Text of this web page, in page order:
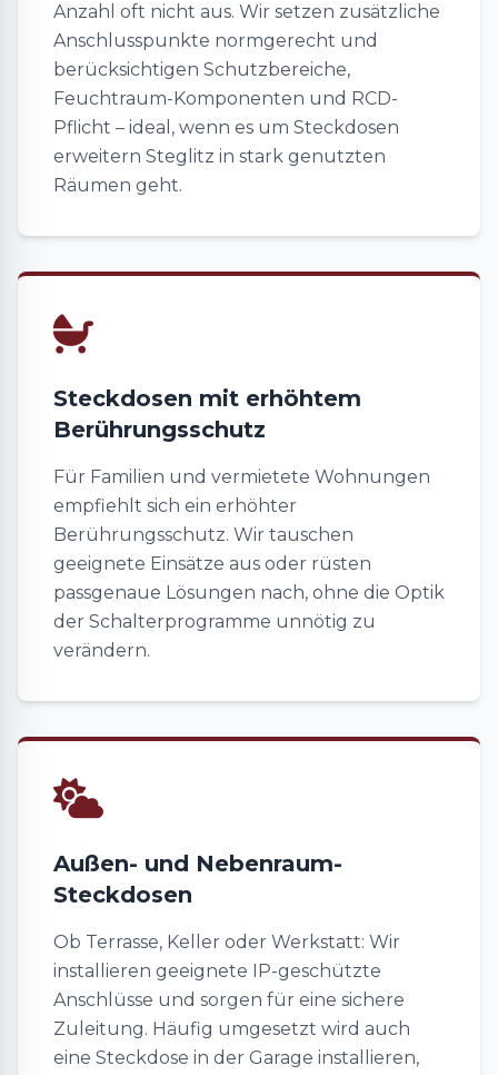
Anzahl oft nicht aus. Wir setzen zusätzliche
Anschlusspunkte normgerecht und
berücksichtigen Schutzbereiche,
Feuchtraum-Komponenten und RCD-
Pflicht – ideal, wenn es um Steckdosen
erweitern Steglitz in stark genutzten
Räumen geht.
Steckdosen mit erhöhtem
Berührungsschutz
Für Familien und vermietete Wohnungen
empfiehlt sich ein erhöhter
Berührungsschutz. Wir tauschen
geeignete Einsätze aus oder rüsten
passgenaue Lösungen nach, ohne die Optik
der Schalterprogramme unnötig zu
verändern.
Außen- und Nebenraum-
Steckdosen
Ob Terrasse, Keller oder Werkstatt: Wir
installieren geeignete IP-geschützte
Anschlüsse und sorgen für eine sichere
Zuleitung. Häufig umgesetzt wird auch
eine Steckdose in der Garage installieren,